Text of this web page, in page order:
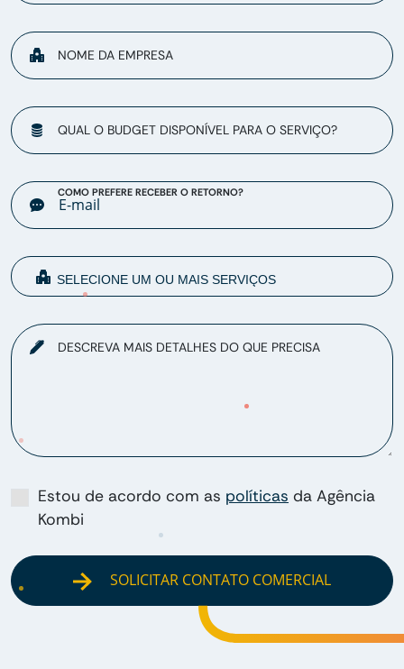
NOME DA EMPRESA
QUAL O BUDGET DISPONÍVEL PARA O SERVIÇO?
COMO PREFERE RECEBER O RETORNO?
DESCREVA MAIS DETALHES DO QUE PRECISA
Estou de acordo com as políticas da Agência
Kombi
SOLICITAR CONTATO COMERCIAL